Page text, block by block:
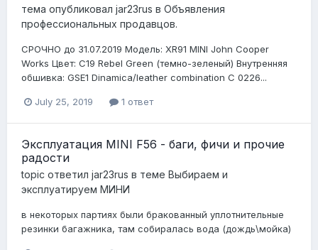
тема опубликовал jar23rus в Объявления
профессиональных продавцов.
СРОЧНО до 31.07.2019 Модель: XR91 MINI John Cooper
Works Цвет: C19 Rebel Green (темно-зеленый) Внутренняя
обшивка: GSE1 Dinamica/leather combination C 0226...
July 25, 2019 1 ответ
Эксплуатация MINI F56 - баги, фичи и прочие
радости
topic ответил jar23rus в теме Выбираем и
эксплуатируем МИНИ
в некоторых партиях были бракованный уплотнительные
резинки багажника, там собиралась вода (дождь\мойка)